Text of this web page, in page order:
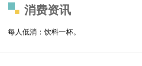
消费资讯
每人低消：饮料一杯。